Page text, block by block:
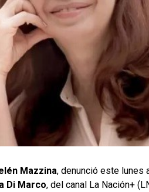
Mazzina, denunció este lunes
Di Marco, del canal La Nación+